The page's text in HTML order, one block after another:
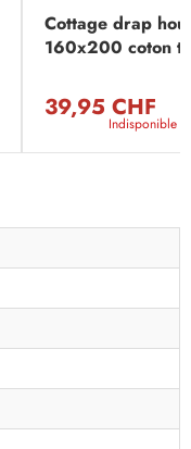
Cottage drap
160x200 coton
39,95 CHF
Indisponible